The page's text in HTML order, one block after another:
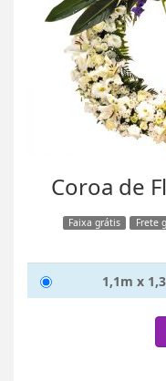
Coroa de
Faixa grátis Frete
1,1m x